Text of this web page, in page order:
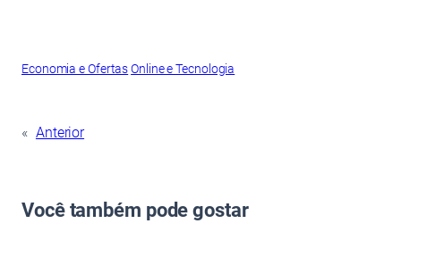
Economia e OfertasOnline e Tecnologia
« Anterior
Você também pode gostar